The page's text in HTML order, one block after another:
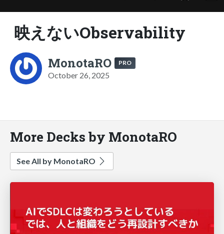
映えないObservability
MonotaRO PRO
October 26, 2025
More Decks by MonotaRO
See All by MonotaRO